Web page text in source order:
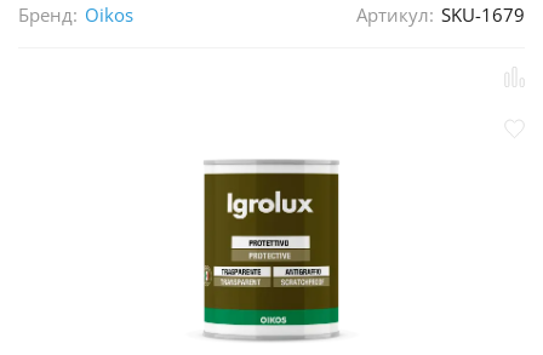
Бренд: Oikos Артикул: SKU-1679